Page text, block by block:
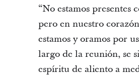
“No estamos presentes
pero en nuestro
estamos y oramos por
largo de la reunión, se
espíritu de aliento a